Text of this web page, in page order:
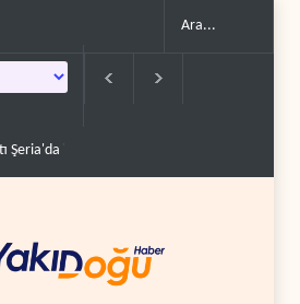
Şeria'da işgalci yerleşimcilere ..